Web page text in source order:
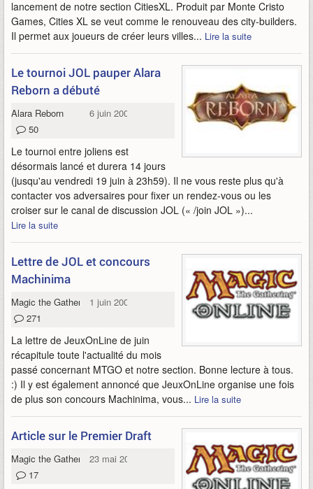
lancement de notre section CitiesXL. Produit par Monte Cristo
Games, Cities XL se veut comme le renouveau des city-builders.
Il permet aux joueurs de créer leurs villes... Lire la suite
Le tournoi JOL pauper Alara
Reborn a débuté
Alara Reborn
6 juin 2009
50
Le tournoi entre joliens est
désormais lancé et durera 14 jours
(jusqu'au vendredi 19 juin à 23h59). Il ne vous reste plus qu'à
contacter vos adversaires pour fixer un rendez-vous ou les
croiser sur le canal de discussion JOL (« /join JOL »)...
Lire la suite
Lettre de JOL et concours
Machinima
Magic the Gathering Online
1 juin 2009
271
La lettre de JeuxOnLine de juin
récapitule toute l'actualité du mois
passé concernant MTGO et notre section. Bonne lecture à tous.
:) Il y est également annoncé que JeuxOnLine organise une fois
de plus son concours Machinima, vous... Lire la suite
Article sur le Premier Draft
Magic the Gathering Online
23 mai 2009
17